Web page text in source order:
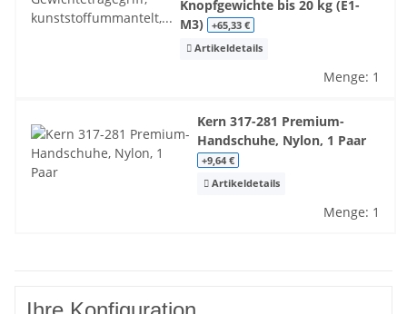
Knopfgewichte bis 20 kg (E1-
M3)
+65,33 €
Artikeldetails
Menge: 1
Kern 317-281 Premium-
Handschuhe, Nylon, 1 Paar
+9,64 €
Artikeldetails
Menge: 1